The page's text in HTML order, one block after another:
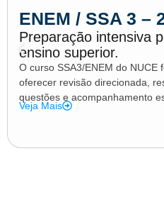
ENEM / SSA 3 –
Preparação intensiva
ensino superior.
O curso SSA3/ENEM do NUCE
oferecer revisão direcionada,
questões e acompanhamento
Veja Mais